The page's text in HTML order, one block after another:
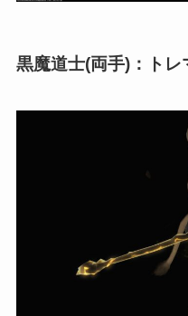
黒魔道士(両手)：トレ